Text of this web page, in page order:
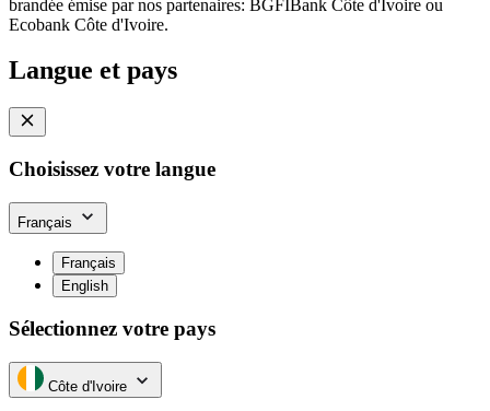
brandée émise par nos partenaires: BGFIBank Côte d'Ivoire ou
Ecobank Côte d'Ivoire.
Langue et pays
Choisissez votre langue
Français
Français
English
Sélectionnez votre pays
Côte d'Ivoire